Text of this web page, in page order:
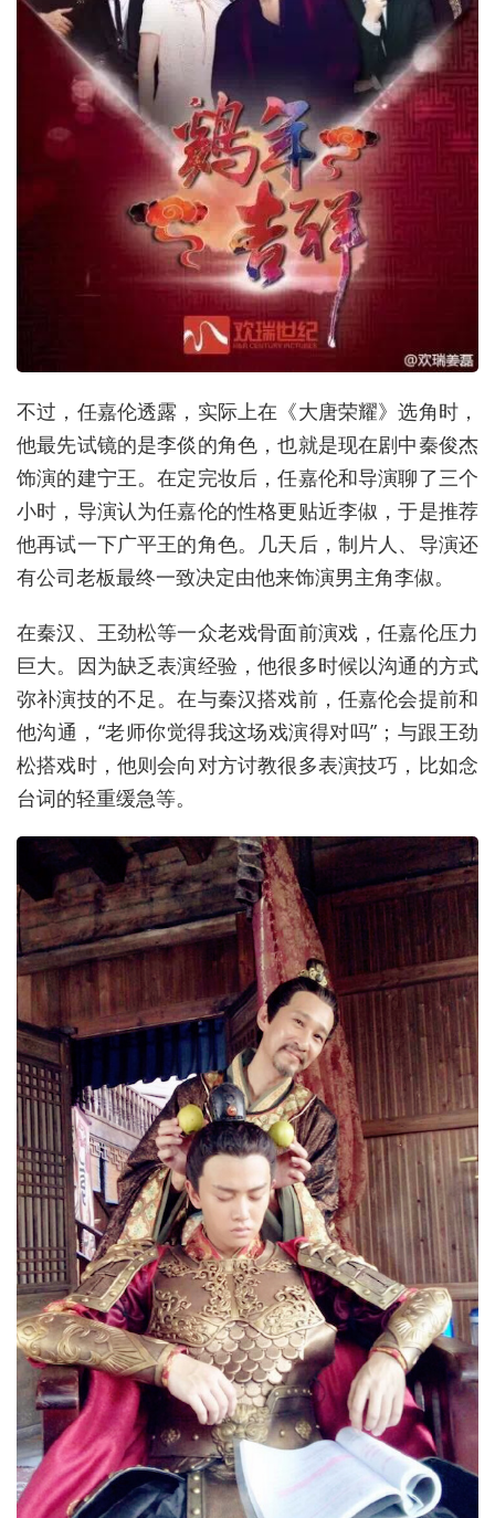
不过，任嘉伦透露，实际上在《大唐荣耀》选角时，
他最先试镜的是李倓的角色，也就是现在剧中秦俊杰
饰演的建宁王。在定完妆后，任嘉伦和导演聊了三个
小时，导演认为任嘉伦的性格更贴近李俶，于是推荐
他再试一下广平王的角色。几天后，制片人、导演还
有公司老板最终一致决定由他来饰演男主角李俶。
在秦汉、王劲松等一众老戏骨面前演戏，任嘉伦压力
巨大。因为缺乏表演经验，他很多时候以沟通的方式
弥补演技的不足。在与秦汉搭戏前，任嘉伦会提前和
他沟通，“老师你觉得我这场戏演得对吗”；与跟王劲
松搭戏时，他则会向对方讨教很多表演技巧，比如念
台词的轻重缓急等。